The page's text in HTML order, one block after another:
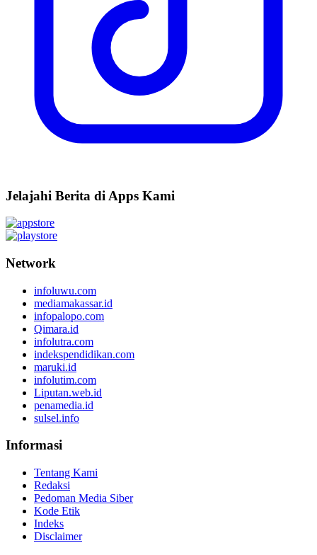
Jelajahi Berita di Apps Kami
Network
infoluwu.com
mediamakassar.id
infopalopo.com
Qimara.id
infolutra.com
indekspendidikan.com
maruki.id
infolutim.com
Liputan.web.id
penamedia.id
sulsel.info
Informasi
Tentang Kami
Redaksi
Pedoman Media Siber
Kode Etik
Indeks
Disclaimer